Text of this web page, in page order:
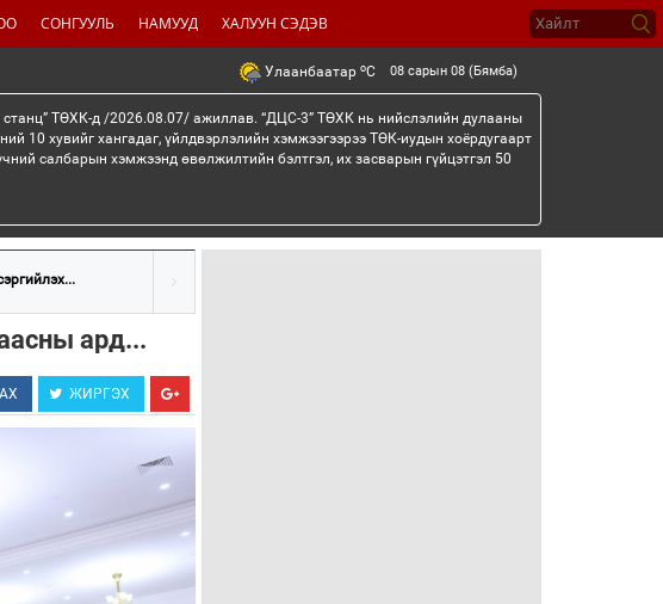
СОНГУУЛЬ НАМУУД ХАЛУУН СЭДЭВ
Улаанбаатар oC 08 сарын 08 (Бямба)
ТӨХК-д /2026.08.07/ ажиллав. “ДЦС-3” ТӨХК нь нийслэлийн дулааны
10 хувийг хангадаг, үйлдвэрлэлийн хэмжээгээрээ ТӨК-иудын хоёрдугаарт
салбарын хэмжээнд өвөлжилтийн бэлтгэл, их засварын гүйцэтгэл 50
ард...
ЖИРГЭХ